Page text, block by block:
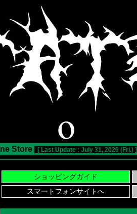
Store [ Last Update : July 31, 2026 (Fri.) ]